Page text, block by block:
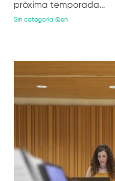
pròxima temporada...
Sin categoría @en